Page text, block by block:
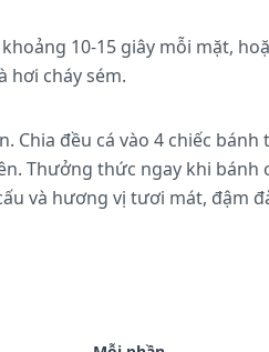
10-15 giây mỗi mặt,
hơi cháy sém.
Chia đều cá vào 4 chiếc bánh
Thưởng thức ngay khi bánh
và hương vị tươi mát, đậm